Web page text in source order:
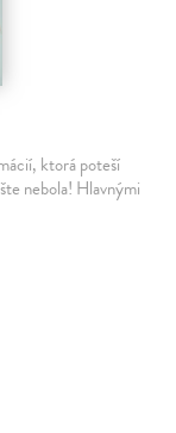
ktorá poteší
nebola! Hlavnými